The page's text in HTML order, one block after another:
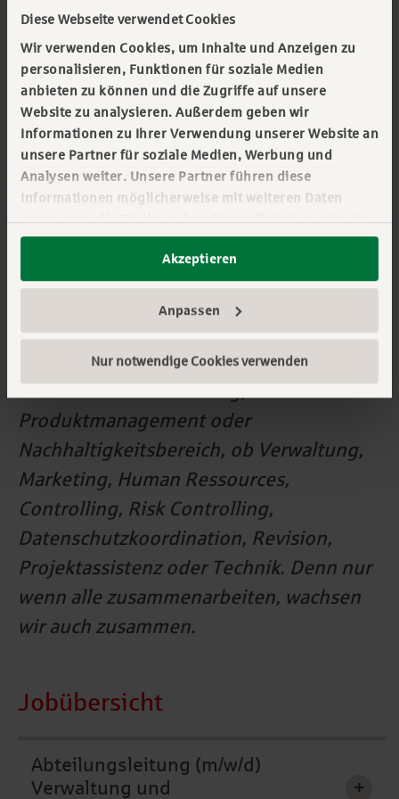
Diese Webseite verwendet Cookies
Wir verwenden Cookies, um Inhalte und Anzeigen zu
personalisieren, Funktionen für soziale Medien
anbieten zu können und die Zugriffe auf unsere
Website zu analysieren. Außerdem geben wir
Informationen zu Ihrer Verwendung unserer Website an
unsere Partner für soziale Medien, Werbung und
Analysen weiter. Unsere Partner führen diese
Informationen möglicherweise mit weiteren Daten
zusammen, die Sie ihnen bereitgestellt haben oder die
sie im Rahmen Ihrer Nutzung der Dienste gesammelt
haben. Sie geben Einwilligung zu unseren Cookies,
wenn Sie unsere Webseite weiterhin nutzen.
Impressum Datenschutz
Akzeptieren
Anpassen
Nur notwendige Cookies verwenden
ebensolche.
Die Teams der DAL arbeiten an vielen
sehr komplexen nationalen und
internationalen Projekten. Das ginge
nicht ohne die Unterstützung aus dem
Kolleginnen und Kollegen dort mit ihren
ganz spezifischen Fähigkeiten sorgen
dafür, dass alle internen Prozesse
reibungslos laufen – ob
Projektmanagement, Risikocontrolling,
Unternehmenssteuerung,
Produktmanagement oder
Nachhaltigkeitsbereich, ob Verwaltung,
Marketing, Human Ressources,
Controlling, Risk Controlling,
Datenschutzkoordination, Revision,
Projektassistenz oder Technik. Denn nur
wenn alle zusammenarbeiten, wachsen
wir auch zusammen.
Jobübersicht
Abteilungsleitung (m/w/d)
Verwaltung und
+